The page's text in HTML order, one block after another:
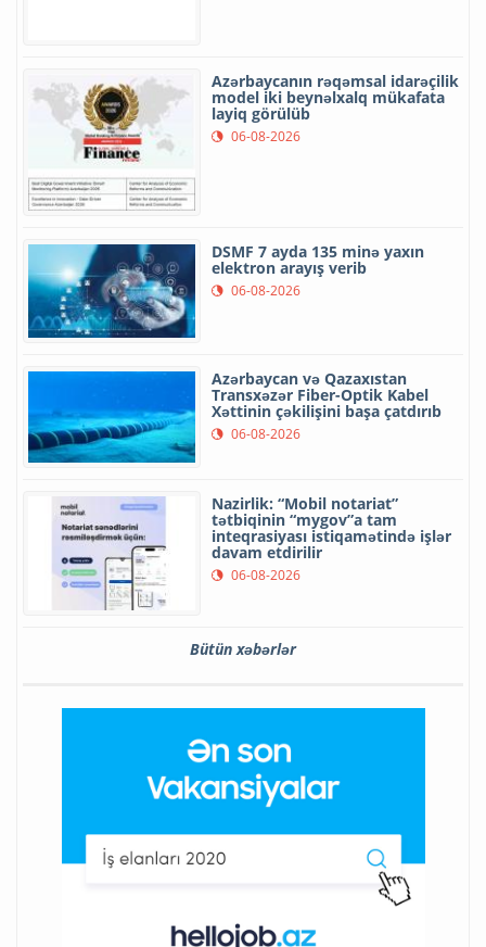
Azərbaycanın rəqəmsal idarəçilik
model iki beynəlxalq mükafata
layiq görülüb
06-08-2026
DSMF 7 ayda 135 minə yaxın
elektron arayış verib
06-08-2026
Azərbaycan və Qazaxıstan
Transxəzər Fiber-Optik Kabel
Xəttinin çəkilişini başa çatdırıb
06-08-2026
Nazirlik: “Mobil notariat”
tətbiqinin “mygov”a tam
inteqrasiyası istiqamətində işlər
davam etdirilir
06-08-2026
Bütün xəbərlər